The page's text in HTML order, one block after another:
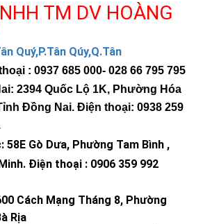
TM DV HOÀNG
Quý,P.Tân Qúy,Q.Tân
: 0937 685 000- 028 66 795 795
2394 Quốc Lộ 1K, Phường Hóa
Đồng Nai. Điện thoại: 0938 259
58E Gò Dưa, Phường Tam Bình ,
. Điện thoại : 0906 359 992
Cách Mạng Tháng 8, Phường
Rịa